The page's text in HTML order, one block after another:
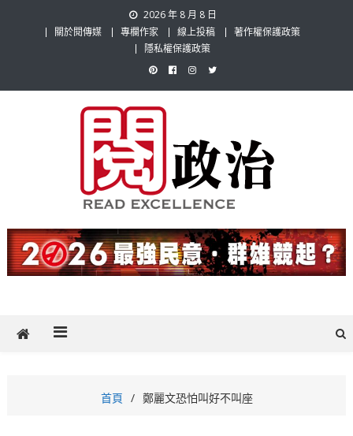
2026 年 8 月 8 日
關於閱傳媒
專欄作家 線上投稿
著作權保護政策
隱私權保護政策
閱政治 Read Gov News
題，也要專業評論，閱政治與多元的政治評論家與專欄作家邀稿合作，
讓讀者有最多元和專業的選擇。
首頁 鄭麗文恐怕叫好不叫座